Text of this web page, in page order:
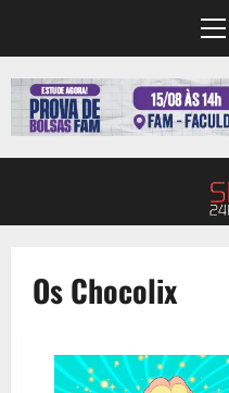
Os Chocolix